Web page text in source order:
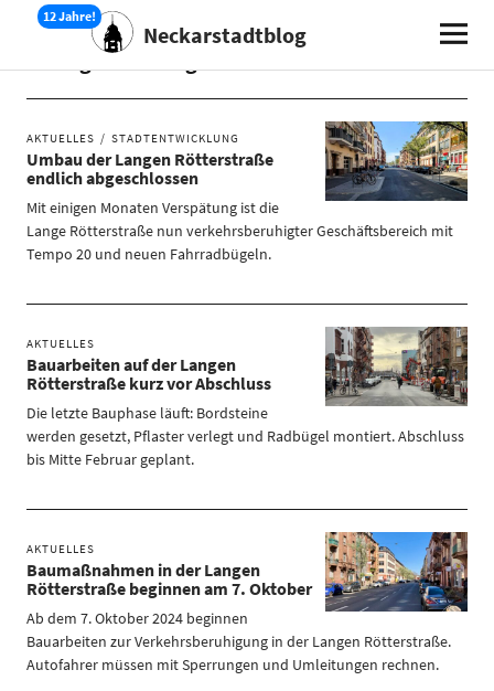
Neckarstadtblog
Schlagwort:
AKTUELLES STADTENTWICKLUNG
Umbau der Langen Rötterstraße
endlich abgeschlossen
Mit einigen Monaten Verspätung ist die
Lange Rötterstraße nun verkehrsberuhigter Geschäftsbereich mit
Tempo 20 und neuen Fahrradbügeln.
AKTUELLES
Bauarbeiten auf der Langen
Rötterstraße kurz vor Abschluss
Die letzte Bauphase läuft: Bordsteine
werden gesetzt, Pflaster verlegt und Radbügel montiert. Abschluss
bis Mitte Februar geplant.
AKTUELLES
Baumaßnahmen in der Langen
Rötterstraße beginnen am 7. Oktober
Ab dem 7. Oktober 2024 beginnen
Bauarbeiten zur Verkehrsberuhigung in der Langen Rötterstraße.
Autofahrer müssen mit Sperrungen und Umleitungen rechnen.